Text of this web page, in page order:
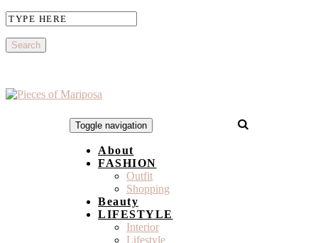
Toggle navigation
About
FASHION
Outfit
Shopping
Beauty
LIFESTYLE
Interior
Lifestyle